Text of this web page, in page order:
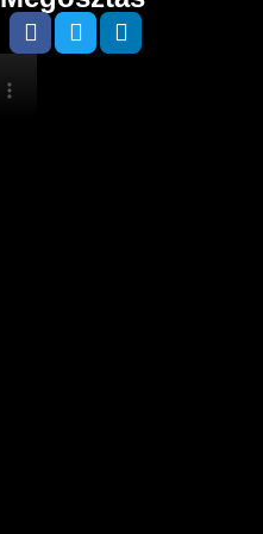
5.0 Trustindex